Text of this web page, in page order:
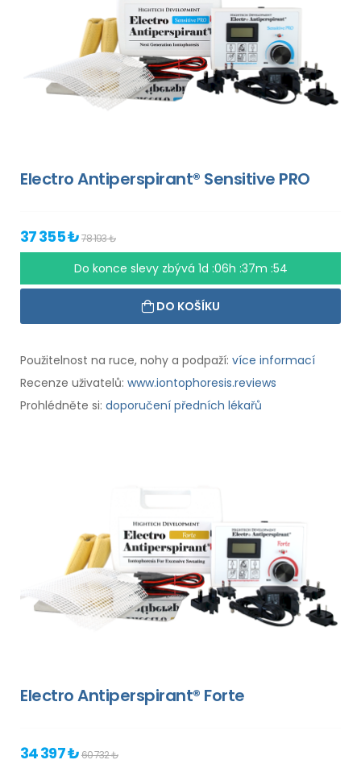
Electro Antiperspirant® Sensitive PRO
37 355 ₺78 193 ₺
Do konce slevy zbývá 1d :06h :37m :54
DO KOŠÍKU
Použitelnost na ruce, nohy a podpaží: více informací
Recenze uživatelů: www.iontophoresis.reviews
Prohlédněte si: doporučení předních lékařů
Electro Antiperspirant® Forte
34 397 ₺60 732 ₺